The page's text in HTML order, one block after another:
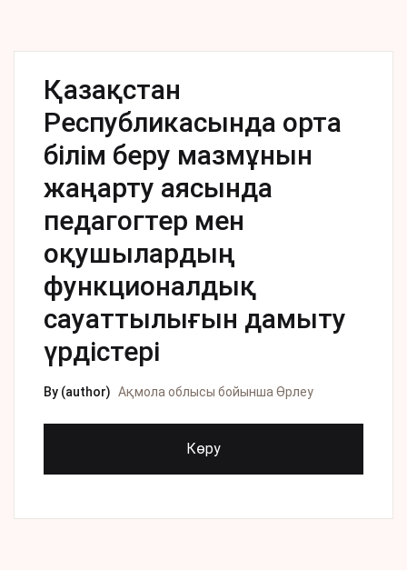
Қазақстан
Республикасында орта
білім беру мазмұнын
жаңарту аясында
педагогтер мен
оқушылардың
функционалдық
сауаттылығын дамыту
үрдістері
By (author) Ақмола облысы бойынша Өрлеу
Көру